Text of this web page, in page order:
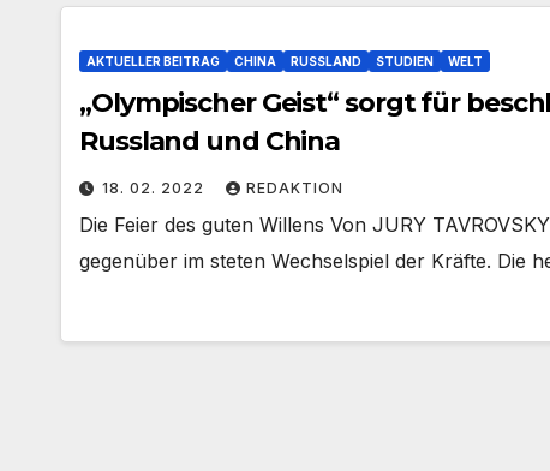
AKTUELLER BEITRAG CHINA RUSSLAND STUDIEN WELT
„Olympischer Geist“ sorgt für
Russland und China
18. 02. 2022 REDAKTION
Die Feier des guten Willens Von JURY
gegenüber im steten Wechselspiel der Kräfte. Die